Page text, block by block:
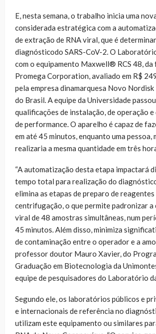
E, nesta semana, o trabalho inicia uma
considerada estratégica com a
de extração de RNA viral, que é
diagnósticodo SARS-CoV-2. O
com o equipamento Maxwell® RCS 48,
Promega Corporation, avaliado em R$
pela empresa dinamarquesa Novo
do Brasil. A equipe da Universidade
qualificações de instalação, de operação
de performance. O aparelho é capaz de
em até 45 minutos, enquanto uma pessoa,
realizaria a mesma quantidade em três
“A automatização desta etapa impactará
tempo total para realização do
elimina as etapas de preparo de reagentes
centrifugação, o que permite padronizar
viral de 48 amostras simultâneas, num
45 minutos. Além disso, minimiza
de contaminação entre o operador e a
professor doutor Mauro Xavier, do
Graduação em Biotecnologia da
equipe de pesquisadores do Laboratório
Segundo ele, os laboratórios públicos e
e internacionais de referência no
utilizam este equipamento ou similares